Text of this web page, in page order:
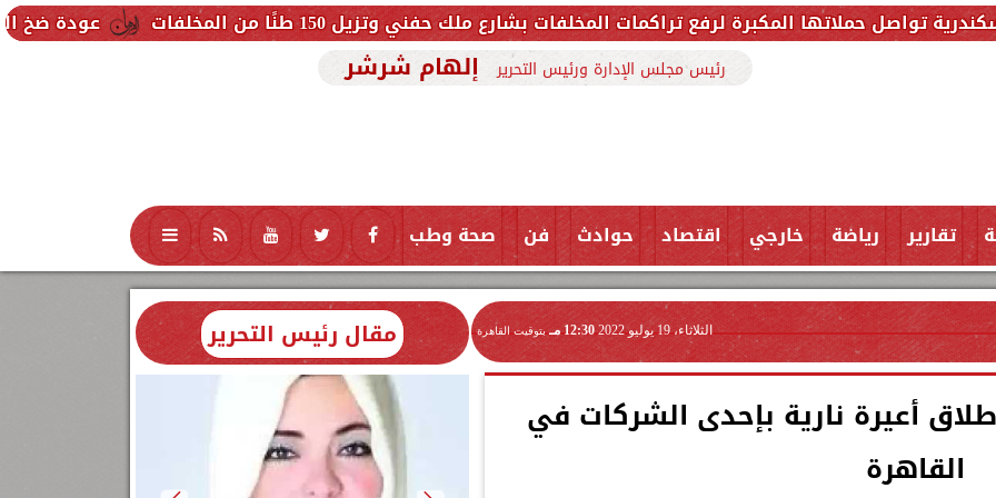
عودة ضخ المياه تدريجيًا المكبرة لرفع تراكمات المخلفات بشارع ملك حفني وتزيل 150 طنًا من المخلفات
رئيس مجلس الإدارة ورئيس التحرير إلهام شرشر
تقارير رياضة خارجي اقتصاد حوادث فن صحة وطب تكنولوجيا منوعات محافظات
الثلاثاء، 19 يوليو 2022 12:30 مـ بتوقيت القاهرة
أعيرة نارية بإحدى الشركات في
القاهرة
مقال رئيس التحرير